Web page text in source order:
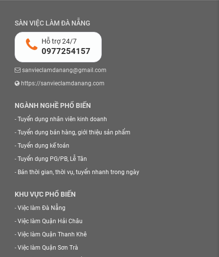
SÀN VIỆC LÀM ĐÀ NẴNG
Hỗ trợ 24/7
0977254157
sanvieclamdanang@gmail.com
https://sanvieclamdanang.com
NGÀNH NGHỀ PHỔ BIẾN
- Tuyển dụng nhân viên kinh doanh
- Tuyển dụng bán hàng, giới thiệu sản phẩm
- Tuyển dụng kế toán
- Tuyển dụng PG/PB, Lễ Tân
- Bán thời gian, thời vụ, tuyển nhanh trong ngày
KHU VỰC PHỔ BIẾN
- Việc làm Đà Nẵng
- Việc làm Quận Hải Châu
- Việc làm Quận Thanh Khê
- Việc làm Quận Sơn Trà